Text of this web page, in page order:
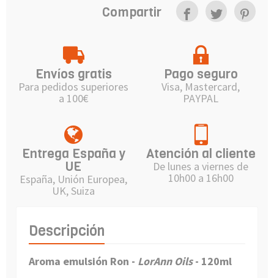
Compartir
Envíos gratis
Para pedidos superiores
a 100€
Pago seguro
Visa, Mastercard,
PAYPAL
Entrega España y
UE
España, Unión Europea,
UK, Suiza
Atención al cliente
De lunes a viernes de
10h00 a 16h00
Descripción
Aroma emulsión Ron - LorAnn Oils- 120ml